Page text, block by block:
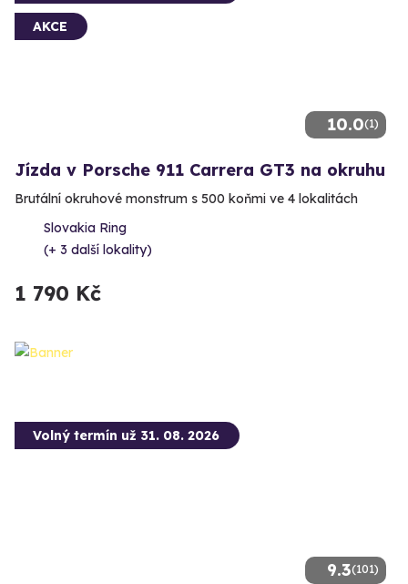
10.0(1)
AKCE
Jízda v Porsche 911 Carrera GT3 na okruhu
Brutální okruhové monstrum s 500 koňmi ve 4 lokalitách
Slovakia Ring
(+ 3 další lokality)
1 790 Kč
9.3(101)
Volný termín už 31. 08. 2026